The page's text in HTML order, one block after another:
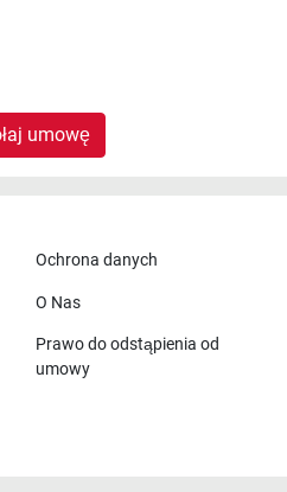
umowę
Ochrona danych
O Nas
Prawo do odstąpienia od
umowy